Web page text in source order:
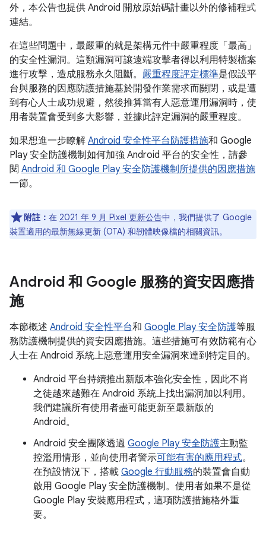
外，本公告也提供 Android 開放原始碼計畫以外的修補程式
連結。
在這些問題中，最嚴重的就是架構元件中嚴重程度「最高」
的安全性漏洞。這類漏洞可讓遠端攻擊者得以利用特製檔案
進行攻擊，造成服務永久阻斷。 嚴重程度評定標準是假設平
台與服務的因應防護措施基於開發作業需求而關閉，或是遭
到有心人士成功規避，然後推算當有人惡意運用漏洞時，使
用者裝置會受到多大影響，並據此評定漏洞的嚴重程度。
如果想進一步瞭解 Android 安全性平台防護措施和 Google
Play 安全防護機制如何加強 Android 平台的安全性，請參
閱 Android 和 Google Play 安全防護機制所提供的因應措施
一節。
附註： 在 2021 年 9 月 Pixel 更新公告中，我們提供了 Google
裝置適用的最新無線更新 (OTA) 和韌體映像檔的相關資訊。
Android 和 Google 服務的資安因應措
施
本節概述 Android 安全性平台和 Google Play 安全防護等服
務防護機制提供的資安因應措施。這些措施可有效防範有心
人士在 Android 系統上惡意運用安全漏洞來達到特定目的。
Android 平台持續推出新版本強化安全性，因此不肖
之徒越來越難在 Android 系統上找出漏洞加以利用。
我們建議所有使用者盡可能更新至最新版的
Android。
Android 安全團隊透過 Google Play 安全防護主動監
控濫用情形，並向使用者警示可能有害的應用程式。
在預設情況下，搭載 Google 行動服務的裝置會自動
啟用 Google Play 安全防護機制。使用者如果不是從
Google Play 安裝應用程式，這項防護措施格外重
要。